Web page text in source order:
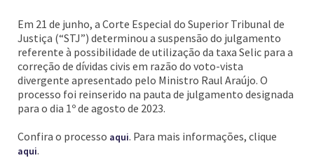
Em 21 de junho, a Corte Especial do Superior Tribunal de
Justiça (“STJ”) determinou a suspensão do julgamento
referente à possibilidade de utilização da taxa Selic para a
correção de dívidas civis em razão do voto-vista
divergente apresentado pelo Ministro Raul Araújo. O
processo foi reinserido na pauta de julgamento designada
para o dia 1º de agosto de 2023.
Confira o processo aqui. Para mais informações, clique
aqui.